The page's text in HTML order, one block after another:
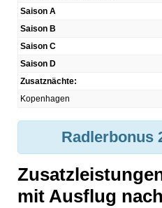
Saison A
Saison B
Saison C
Saison D
Zusatznächte:
Kopenhagen
Radlerbonus
mit Ausflug